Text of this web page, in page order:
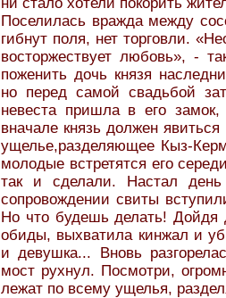
Поселилась вражда между
гибнут поля, нет торговли.
восторжествует любовь», -
поженить дочь князя
но перед самой свадьбой
невеста пришла в его
вначале князь должен
ущелье,разделяющее Кыз-
молодые встретятся его
так и сделали. Настал
сопровождении свиты
Но что будешь делать! Дойдя
обиды, выхватила кинжал и
и девушка... Вновь
мост рухнул. Посмотри,
лежат по всему ущелья,